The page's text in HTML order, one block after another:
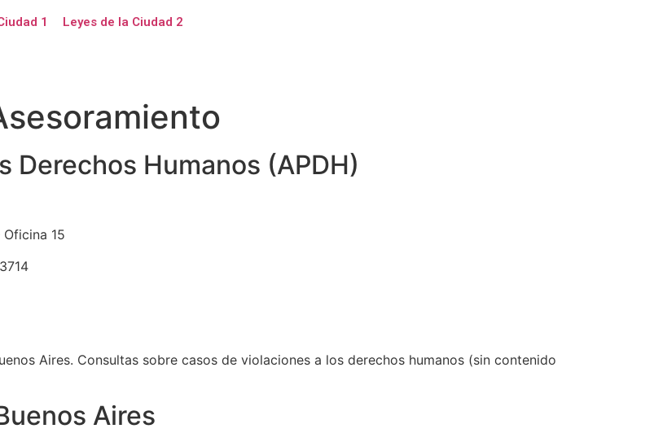
1 Leyes de la Ciudad 2
Derechos Humanos (APDH)
Oficina 15
Aires. Consultas sobre casos de violaciones a los derechos humanos (sin contenido
Aires